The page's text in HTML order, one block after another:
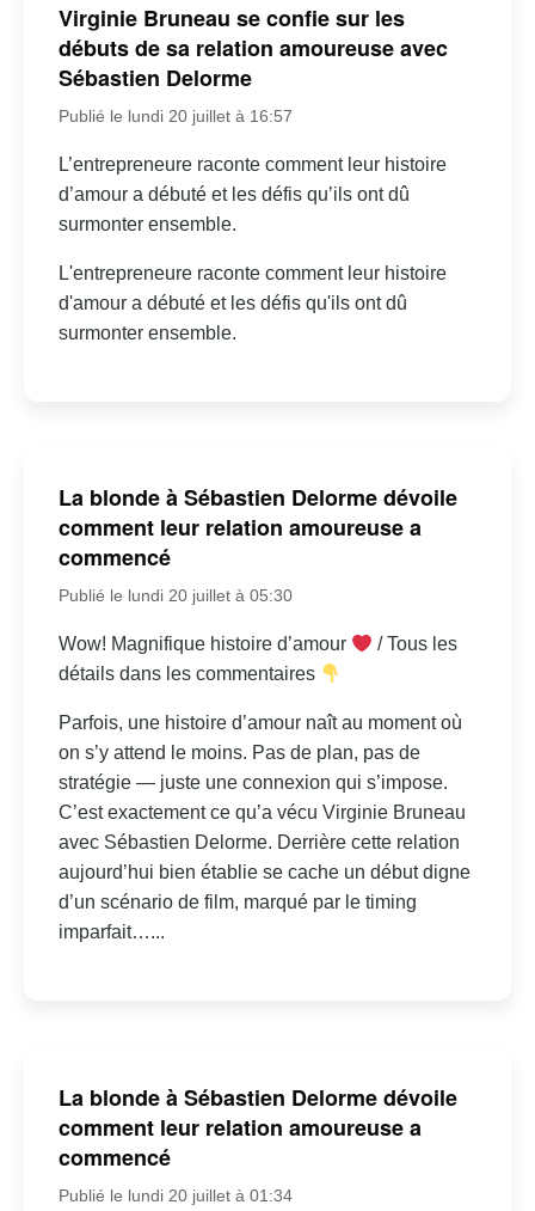
Virginie Bruneau se confie sur les
débuts de sa relation amoureuse avec
Sébastien Delorme
Publié le lundi 20 juillet à 16:57
L’entrepreneure raconte comment leur histoire
d’amour a débuté et les défis qu’ils ont dû
surmonter ensemble.
L'entrepreneure raconte comment leur histoire
d'amour a débuté et les défis qu'ils ont dû
surmonter ensemble.
La blonde à Sébastien Delorme dévoile
comment leur relation amoureuse a
commencé
Publié le lundi 20 juillet à 05:30
Wow! Magnifique histoire d’amour
/ Tous les
détails dans les commentaires
Parfois, une histoire d’amour naît au moment où
on s’y attend le moins. Pas de plan, pas de
stratégie — juste une connexion qui s’impose.
C’est exactement ce qu’a vécu Virginie Bruneau
avec Sébastien Delorme. Derrière cette relation
aujourd’hui bien établie se cache un début digne
d’un scénario de film, marqué par le timing
imparfait…...
La blonde à Sébastien Delorme dévoile
comment leur relation amoureuse a
commencé
Publié le lundi 20 juillet à 01:34